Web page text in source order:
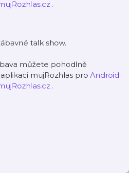
.
talk show.
můžete pohodlně
mujRozhlas pro Android
.